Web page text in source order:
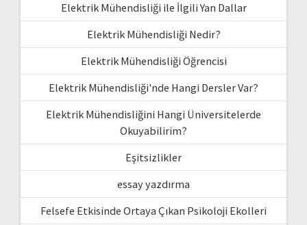
Elektrik Mühendisliği ile İlgili Yan Dallar
Elektrik Mühendisliği Nedir?
Elektrik Mühendisliği Öğrencisi
Elektrik Mühendisliği'nde Hangi Dersler Var?
Elektrik Mühendisliğini Hangi Üniversitelerde
Okuyabilirim?
Eşitsizlikler
essay yazdırma
Felsefe Etkisinde Ortaya Çıkan Psikoloji Ekolleri